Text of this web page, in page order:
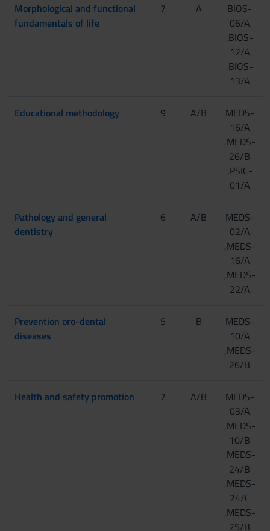
Morphological and functional
fundamentals of life
7 A
BIOS-
06/A
,BIOS-
12/A
,BIOS-
13/A
Educational methodology 9 A/B
MEDS-
16/A
,MEDS-
26/B
,PSIC-
01/A
Pathology and general
dentistry
6 A/B
MEDS-
02/A
,MEDS-
16/A
,MEDS-
22/A
Prevention oro-dental
diseases
5 B
MEDS-
10/A
,MEDS-
26/B
Health and safety promotion 7 A/B
MEDS-
03/A
,MEDS-
10/B
,MEDS-
24/B
,MEDS-
24/C
,MEDS-
25/B